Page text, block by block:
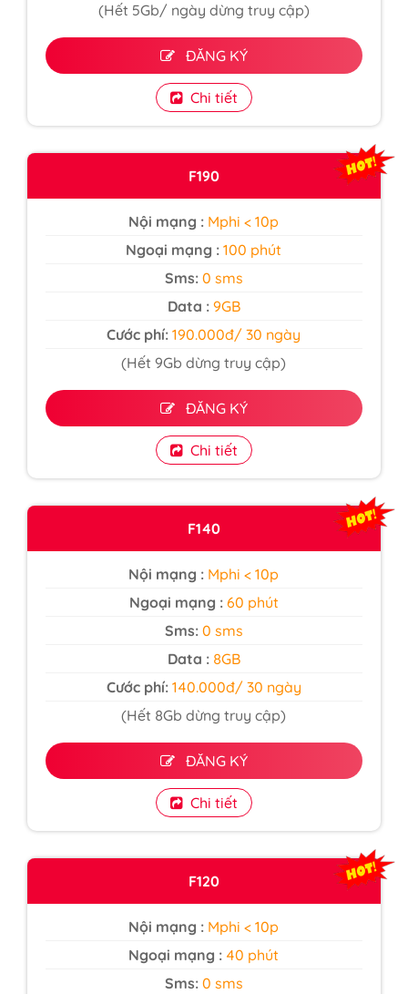
(Hết 5Gb/ ngày dừng truy cập)
ĐĂNG KÝ
Chi tiết
F190
Nội mạng : Mphi < 10p
Ngoại mạng : 100 phút
Sms:0 sms
Data :9GB
Cước phí: 190.000đ/ 30 ngày
(Hết 9Gb dừng truy cập)
ĐĂNG KÝ
Chi tiết
F140
Nội mạng : Mphi < 10p
Ngoại mạng :60 phút
Sms:0 sms
Data :8GB
Cước phí: 140.000đ/ 30 ngày
(Hết 8Gb dừng truy cập)
ĐĂNG KÝ
Chi tiết
F120
Nội mạng : Mphi < 10p
Ngoại mạng : 40 phút
Sms:0 sms